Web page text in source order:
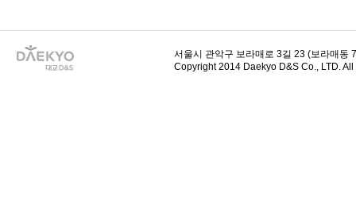
서울시 관악구 보라매로 3길 23 (보라매
Copyright 2014 Daekyo D&S Co., LTD.